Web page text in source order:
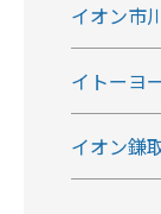
イオン市
イトーヨ
イオン鎌